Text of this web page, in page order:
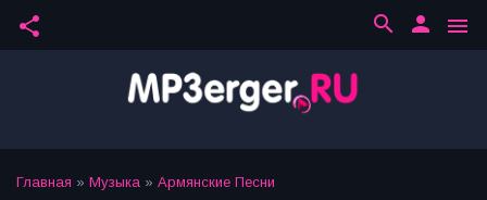
share menu
person
search
Главная » Музыка » Армянские Песни